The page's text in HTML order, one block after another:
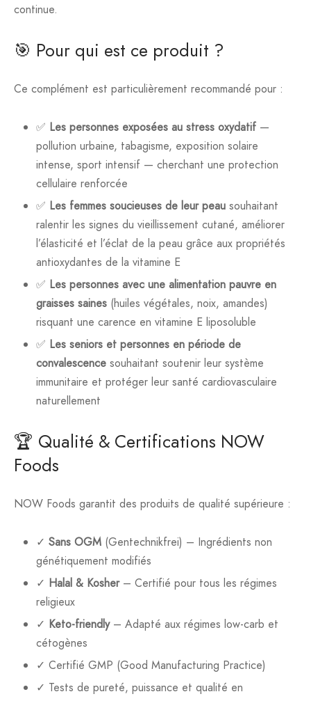
continue.
🎯 Pour qui est ce produit ?
Ce complément est particulièrement recommandé pour :
✅ Les personnes exposées au stress oxydatif—
pollution urbaine, tabagisme, exposition solaire
intense, sport intensif — cherchant une protection
cellulaire renforcée
✅ Les femmes soucieuses de leur peausouhaitant
ralentir les signes du vieillissement cutané, améliorer
l’élasticité et l’éclat de la peau grâce aux propriétés
antioxydantes de la vitamine E
✅ Les personnes avec une alimentation pauvre en
graisses saines(huiles végétales, noix, amandes)
risquant une carence en vitamine E liposoluble
✅ Les seniors et personnes en période de
convalescencesouhaitant soutenir leur système
immunitaire et protéger leur santé cardiovasculaire
naturellement
🏆 Qualité & Certifications NOW
Foods
NOW Foods garantit des produits de qualité supérieure :
✓ Sans OGM(Gentechnikfrei) – Ingrédients non
génétiquement modifiés
✓ Halal & Kosher– Certifié pour tous les régimes
religieux
✓ Keto-friendly– Adapté aux régimes low-carb et
cétogènes
✓ Certifié GMP (Good Manufacturing Practice)
✓ Tests de pureté, puissance et qualité en